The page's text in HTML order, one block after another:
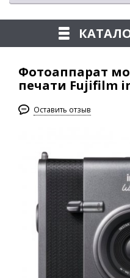
Фотоаппарат
печати Fujifilm
Оставить отзыв